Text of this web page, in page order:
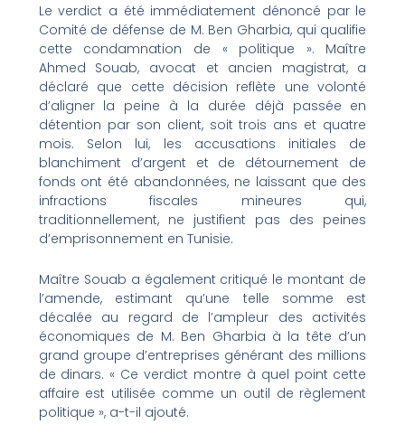
Le verdict a été immédiatement dénoncé par le
Comité de défense de M. Ben Gharbia, qui qualifie
cette condamnation de « politique ». Maître
Ahmed Souab, avocat et ancien magistrat, a
déclaré que cette décision reflète une volonté
d’aligner la peine à la durée déjà passée en
détention par son client, soit trois ans et quatre
mois. Selon lui, les accusations initiales de
blanchiment d’argent et de détournement de
fonds ont été abandonnées, ne laissant que des
infractions fiscales mineures qui,
traditionnellement, ne justifient pas des peines
d’emprisonnement en Tunisie.
Maître Souab a également critiqué le montant de
l’amende, estimant qu’une telle somme est
décalée au regard de l’ampleur des activités
économiques de M. Ben Gharbia à la tête d’un
grand groupe d’entreprises générant des millions
de dinars. « Ce verdict montre à quel point cette
affaire est utilisée comme un outil de règlement
politique », a-t-il ajouté.